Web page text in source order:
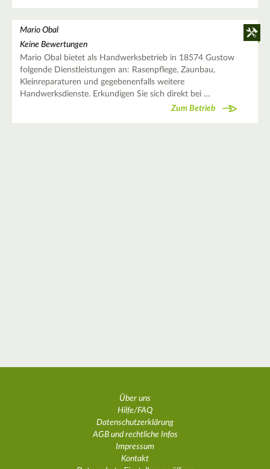
Mario Obal
Keine Bewertungen
Mario Obal bietet als Handwerksbetrieb in 18574 Gustow
folgende Dienstleistungen an: Rasenpflege, Zaunbau,
Kleinreparaturen und gegebenenfalls weitere
Handwerksdienste. Erkundigen Sie sich direkt bei …
Zum Betrieb
Über uns
Hilfe/FAQ
Datenschutzerklärung
AGB und rechtliche Infos
Impressum
Kontakt